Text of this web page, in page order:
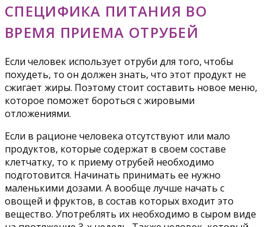
СПЕЦИФИКА ПИТАНИЯ ВО
ВРЕМЯ ПРИЕМА ОТРУБЕЙ
Если человек использует отруби для того, чтобы
похудеть, то он должен знать, что этот продукт не
сжигает жиры. Поэтому стоит составить новое меню,
которое поможет бороться с жировыми
отложениями.
Если в рационе человека отсутствуют или мало
продуктов, которые содержат в своем составе
клетчатку, то к приему отрубей необходимо
подготовится. Начинать принимать ее нужно
маленькими дозами. А вообще лучше начать с
овощей и фруктов, в состав которых входит это
вещество. Употреблять их необходимо в сыром виде